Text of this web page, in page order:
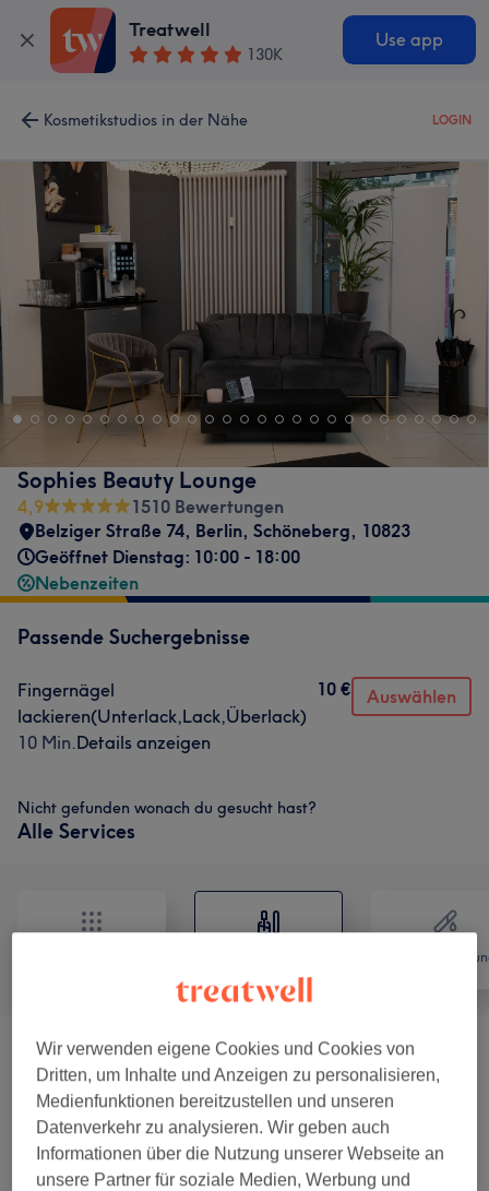
Treatwell
130K
Use app
Kosmetikstudios in der Nähe LOGIN
Sophies Beauty Lounge
4,9
1510 Bewertungen
Belziger Straße 74, Berlin, Schöneberg, 10823
Geöffnet Dienstag: 10:00 - 18:00
Nebenzeiten
Passende Suchergebnisse
Fingernägel
lackieren(Unterlack,Lack,Überlack)
10 Min.Details anzeigen
10 € Auswählen
Nicht gefunden wonach du gesucht hast?
Alle Services
Maniküre (4) ab 5 €
Nagelmodellage (4 ) ab 25 €
Fußpflege (7) ab 5 €
Wir verwenden eigene Cookies und Cookies von
Dritten, um Inhalte und Anzeigen zu personalisieren,
Medienfunktionen bereitzustellen und unseren
Datenverkehr zu analysieren. Wir geben auch
Informationen über die Nutzung unserer Webseite an
unsere Partner für soziale Medien, Werbung und